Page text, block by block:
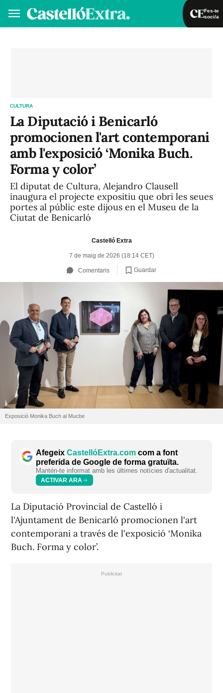
Fes-te
soci/a
CULTURA
La Diputació i Benicarló
promocionen l'art contemporani
amb l'exposició ‘Monika Buch.
Forma y color’
El diputat de Cultura, Alejandro Clausell
inaugura el projecte expositiu que obri les seues
portes al públic este dijous en el Museu de la
Ciutat de Benicarló
Castelló Extra
7 de maig de 2026 (18:14 CET)
Comentaris Guardar
Exposició Monika Buch al Mucbe
Afegeix CastellóExtra.com com a font
preferida de Google de forma gratuïta.
Mantén-te informat amb les últimes notícies d'actualitat.
ACTIVAR ARA
La Diputació Provincial de Castelló i
l'Ajuntament de Benicarló promocionen l'art
contemporani a través de l'exposició ‘Monika
Buch. Forma y color’.